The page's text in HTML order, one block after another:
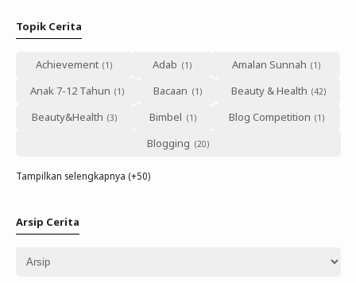
Topik Cerita
Achievement Adab
Amalan Sunnah
Anak 7-12 Tahun
Bacaan
Beauty & Health
Beauty&Health
Bimbel
Blog Competition
Blogging
Tampilkan selengkapnya (+50)
Arsip Cerita